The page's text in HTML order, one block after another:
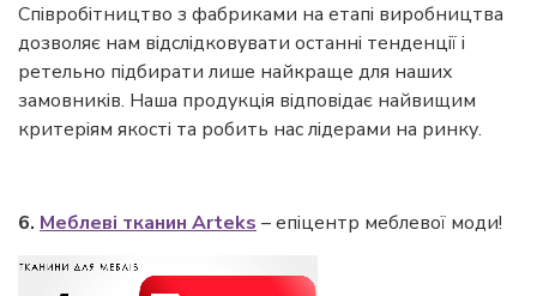
Співробітництво з фабриками на етапі виробництва
дозволяє нам відслідковувати останні тенденції і
ретельно підбирати лише найкраще для наших
замовників. Наша продукція відповідає найвищим
критеріям якості та робить нас лідерами на ринку.
6. Меблеві тканин Arteks – епіцентр меблевої моди!